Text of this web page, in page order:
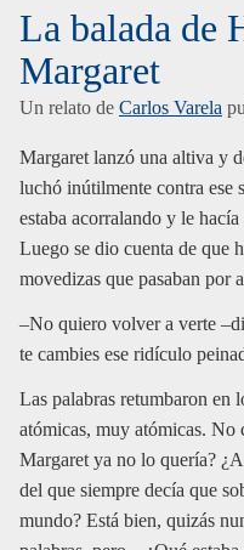
La balada de
Margaret
Un relato de Carlos Varela
Margaret lanzó una altiva y
luchó inútilmente contra ese
estaba acorralando y le
Luego se dio cuenta de que
movedizas que pasaban por
–No quiero volver a verte
te cambies ese ridículo
Las palabras retumbaron en
atómicas, muy atómicas. No
Margaret ya no lo quería?
del que siempre decía que
mundo? Está bien, quizás